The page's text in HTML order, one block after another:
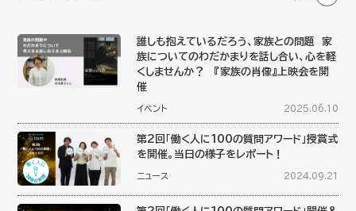
誰しも抱えているだろう、家族との問題 家
族についてのわだかまりを話し合い、心を軽
くしませんか？ 『家族の肖像』上映会を開
催
イベント 2025.06.10
第2回「働く人に100の質問アワード」授賞式
を開催。当日の様子をレポート！
ニュース 2024.09.21